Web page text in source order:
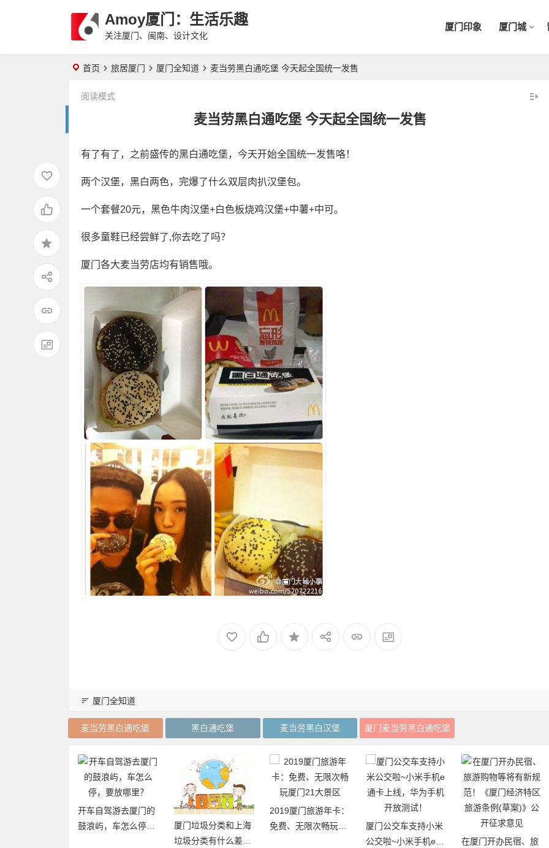
Amoy厦门：生活乐趣
关注厦门、闽南、设计文化
厦门印象 厦门城
首页 旅居厦门 厦门全知道 麦当劳黑白通吃堡 今天起全国统一发售
麦当劳黑白通吃堡 今天起全国统一发售
阅读模式
有了有了，之前盛传的黑白通吃堡，今天开始全国统一发售咯！
两个汉堡，黑白两色，完爆了什么双层肉扒汉堡包。
一个套餐20元，黑色牛肉汉堡+白色板烧鸡汉堡+中薯+中可。
很多童鞋已经尝鲜了,你去吃了吗？
厦门各大麦当劳店均有销售哦。
厦门全知道
麦当劳黑白通吃堡 黑白通吃堡 麦当劳黑白汉堡 厦门麦当劳黑白通吃堡
开车自驾游去厦门的
鼓浪屿，车怎么停，
厦门垃圾分类和上海
垃圾分类有什么差异
2019厦门旅游年卡：
免费、无限次畅玩厦
厦门公交车支持小米
公交啦~小米手机e通
在厦门开办民宿、旅